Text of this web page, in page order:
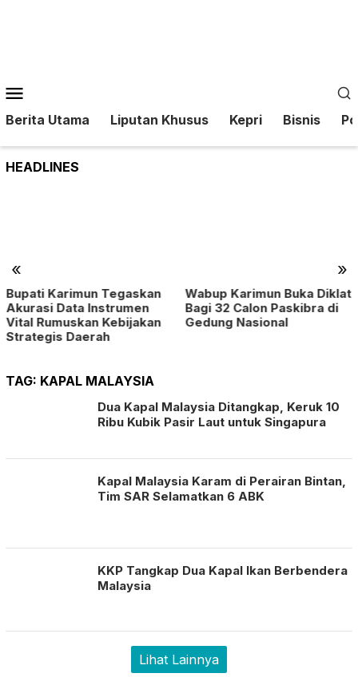
Mobile
Berita Utama Liputan Khusus Kepri Bisnis
HEADLINES
« »
Bupati Karimun Tegaskan
Akurasi Data Instrumen
Vital Rumuskan Kebijakan
Strategis Daerah
Wabup Karimun Buka Diklat
Bagi 32 Calon Paskibra di
Gedung Nasional
TAG: KAPAL MALAYSIA
Dua Kapal Malaysia Ditangkap, Keruk 10
Ribu Kubik Pasir Laut untuk Singapura
Kapal Malaysia Karam di Perairan Bintan,
Tim SAR Selamatkan 6 ABK
KKP Tangkap Dua Kapal Ikan Berbendera
Malaysia
Lihat Lainnya